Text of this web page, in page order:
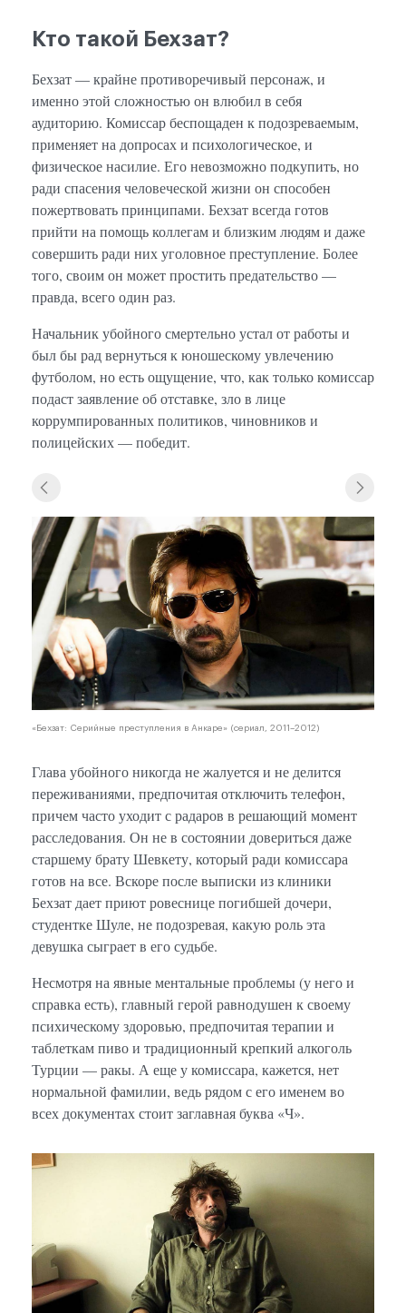
Кто такой Бехзат?
Бехзат — крайне противоречивый персонаж, и
именно этой сложностью он влюбил в себя
аудиторию. Комиссар беспощаден к подозреваемым,
применяет на допросах и психологическое, и
физическое насилие. Его невозможно подкупить, но
ради спасения человеческой жизни он способен
пожертвовать принципами. Бехзат всегда готов
прийти на помощь коллегам и близким людям и даже
совершить ради них уголовное преступление. Более
того, своим он может простить предательство —
правда, всего один раз.
Начальник убойного смертельно устал от работы и
был бы рад вернуться к юношескому увлечению
футболом, но есть ощущение, что, как только комиссар
подаст заявление об отставке, зло в лице
коррумпированных политиков, чиновников и
полицейских — победит.
«Бехзат: Серийные преступления в Анкаре» (сериал, 2011–2012)
Глава убойного никогда не жалуется и не делится
переживаниями, предпочитая отключить телефон,
причем часто уходит с радаров в решающий момент
расследования. Он не в состоянии довериться даже
старшему брату Шевкету, который ради комиссара
готов на все. Вскоре после выписки из клиники
Бехзат дает приют ровеснице погибшей дочери,
студентке Шуле, не подозревая, какую роль эта
девушка сыграет в его судьбе.
Несмотря на явные ментальные проблемы (у него и
справка есть), главный герой равнодушен к своему
психическому здоровью, предпочитая терапии и
таблеткам пиво и традиционный крепкий алкоголь
Турции — ракы. А еще у комиссара, кажется, нет
нормальной фамилии, ведь рядом с его именем во
всех документах стоит заглавная буква «Ч».